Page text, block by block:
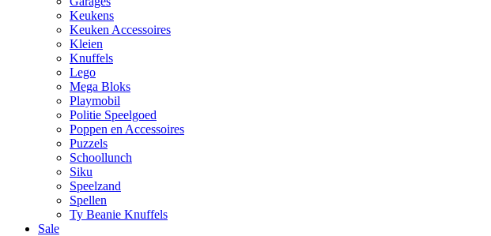
Keukens
Keuken Accessoires
Kleien
Knuffels
Lego
Mega Bloks
Playmobil
Politie Speelgoed
Poppen en Accessoires
Puzzels
Schoollunch
Siku
Speelzand
Spellen
Ty Beanie Knuffels
Sale